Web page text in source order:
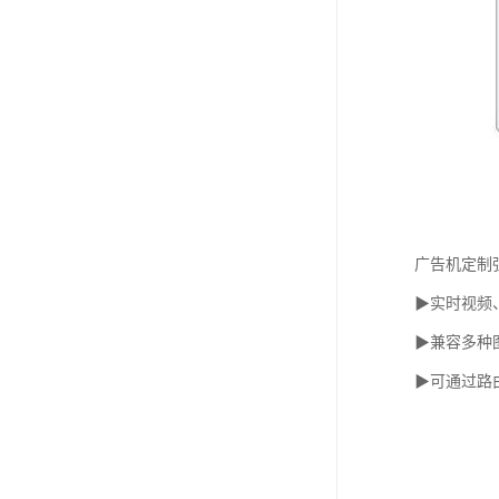
广告机定制
▶实时视频
▶兼容多种
▶可通过路